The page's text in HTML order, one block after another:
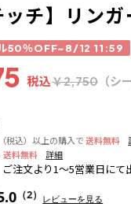
税込）以上の購入で 送料無料
送料無料 詳細
注文より1～5営業日にて
（2） レビューを見る
ッチ】リン
50％OFF~8/12 11:59
税込￥2,750 （シ